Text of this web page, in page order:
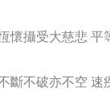
懷攝受大慈悲 平
斷不破亦不空 速